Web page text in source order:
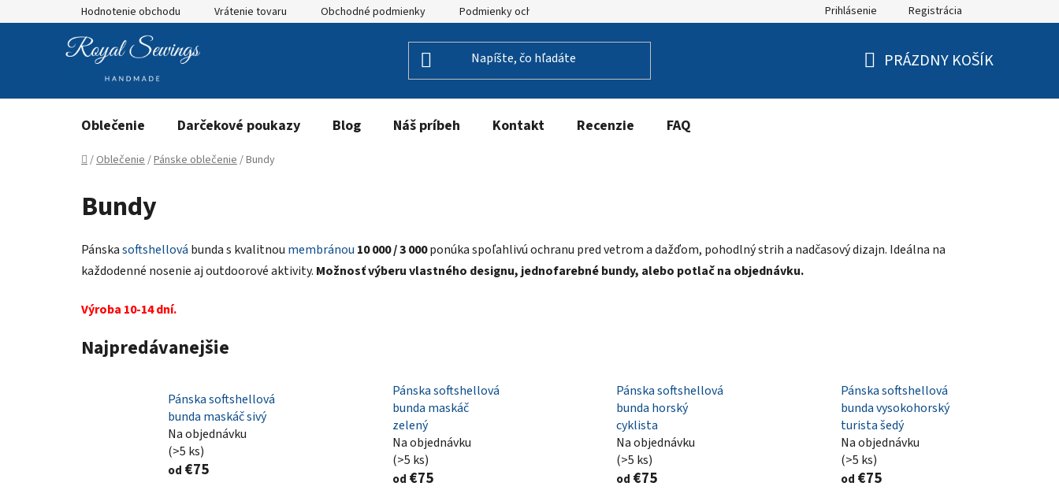
na
Hodnotenie obchodu Vrátenie tovaru Obchodné podmienky Podmienky ochrany osobných údajov Prihlásenie Registrácia
PRÁZDNY KOŠÍK
Oblečenie Darčekové poukazy Blog Náš príbeh Kontakt Recenzie FAQ
Domov
/Oblečenie/Pánske oblečenie/Bundy
Bundy
Pánskasoftshellová bunda s kvalitnou membránou 10 000 / 3 000ponúka spoľahlivú ochranu pred vetrom a dažďom, pohodlný strih a nadčasový dizajn. Ideálna na
každodenné nosenie aj outdoorové aktivity. Možnosť výberu vlastného designu, jednofarebné bundy, alebo potlač na objednávku.
Výroba 10-14 dní.
Najpredávanejšie
Pánska softshellová
bunda maskáč sivý
Na objednávku
(>5 ks)
od €75
Pánska softshellová
bunda maskáč
zelený
Na objednávku
(>5 ks)
od €75
Pánska softshellová
bunda horský
cyklista
Na objednávku
(>5 ks)
od €75
Pánska softshellová
bunda vysokohorský
turista šedý
Na objednávku
(>5 ks)
od €75